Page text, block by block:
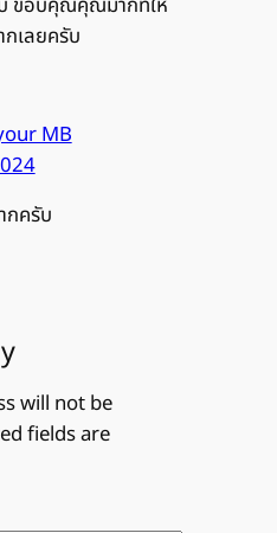
ขอบคุณคุณมากที่ให้
เลยครับ
MB
กครับ
will not be
fields are